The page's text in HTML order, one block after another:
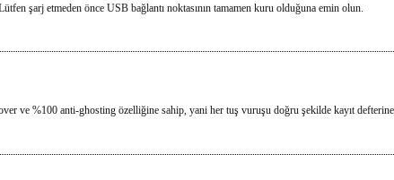
şarj etmeden önce USB bağlantı noktasının tamamen kuru olduğuna emin olun.
ve %100 anti-ghosting özelliğine sahip, yani her tuş vuruşu doğru şekilde kayıt